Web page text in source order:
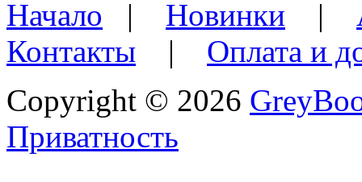
Начало | Новинки |
Контакты | Оплата и
Copyright © 2026
Приватность